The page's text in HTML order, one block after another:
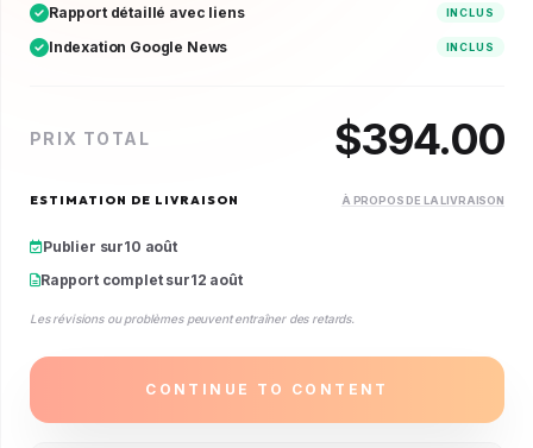
Rapport détaillé avec liens INCLUS
Indexation Google News INCLUS
PRIX TOTAL $394.00
ESTIMATION DE LIVRAISON À PROPOS DE LA LIVRAISON
Publier sur10 août
Rapport complet sur12 août
Les révisions ou problèmes peuvent entraîner des retards.
CONTINUE TO CONTENT